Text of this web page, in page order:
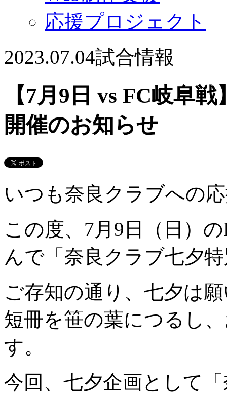
応援プロジェクト
2023.07.04試合情報
【7月9日 vs FC岐阜
開催のお知らせ
いつも奈良クラブへの
この度、7月9日（日）
んで「奈良クラブ七夕
ご存知の通り、七夕は
短冊を笹の葉につるし
す。
今回、七夕企画として